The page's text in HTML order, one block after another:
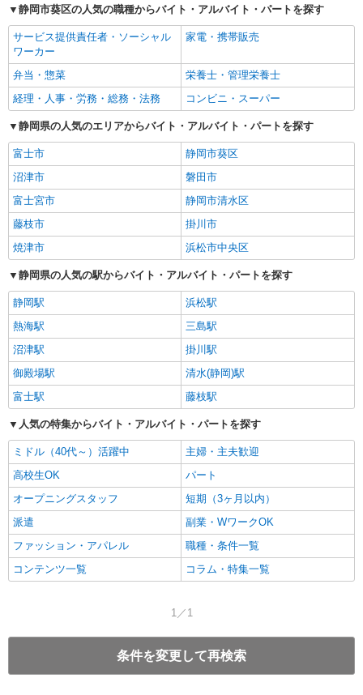
静岡市葵区の人気の職種からバイト・アルバイト・パートを探す
サービス提供責任者・ソーシャル
ワーカー
家電・携帯販売
弁当・惣菜
栄養士・管理栄養士
経理・人事・労務・総務・法務
コンビニ・スーパー
静岡県の人気のエリアからバイト・アルバイト・パートを探す
富士市
静岡市葵区
沼津市
磐田市
富士宮市
静岡市清水区
藤枝市
掛川市
焼津市
浜松市中央区
静岡県の人気の駅からバイト・アルバイト・パートを探す
静岡駅
浜松駅
熱海駅
三島駅
沼津駅
掛川駅
御殿場駅
清水(静岡)駅
富士駅
藤枝駅
人気の特集からバイト・アルバイト・パートを探す
ミドル（40代～）活躍中
主婦・主夫歓迎
高校生OK
パート
オープニングスタッフ
短期（3ヶ月以内）
派遣
副業・WワークOK
ファッション・アパレル
職種・条件一覧
コンテンツ一覧
コラム・特集一覧
1／1
条件を変更して再検索